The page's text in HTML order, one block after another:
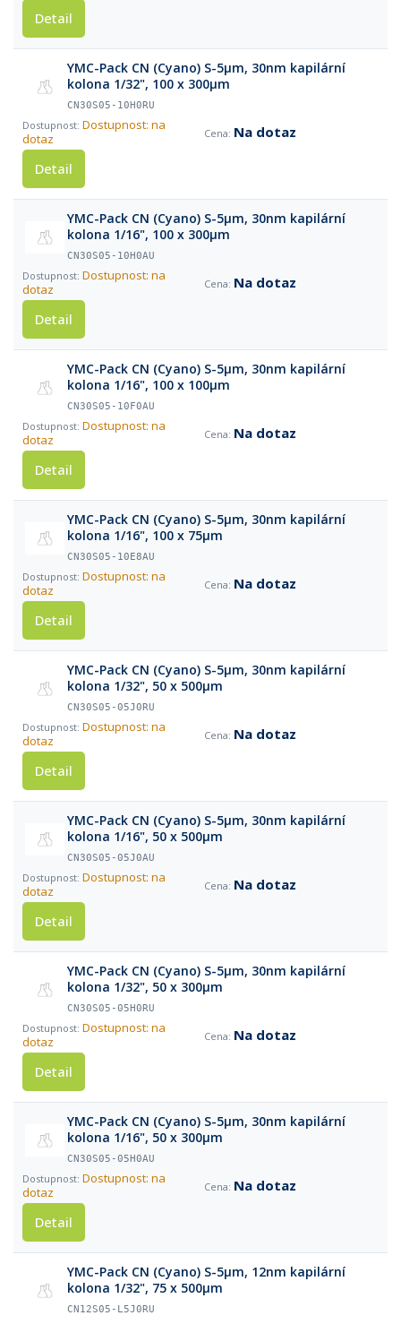
Detail
YMC-Pack CN (Cyano) S-5µm, 30nm kapilární
kolona 1/32", 100 x 300µm
CN30S05-10H0RU
Dostupnost: na
dotaz
Na dotaz
Detail
YMC-Pack CN (Cyano) S-5µm, 30nm kapilární
kolona 1/16", 100 x 300µm
CN30S05-10H0AU
Dostupnost: na
dotaz
Na dotaz
Detail
YMC-Pack CN (Cyano) S-5µm, 30nm kapilární
kolona 1/16", 100 x 100µm
CN30S05-10F0AU
Dostupnost: na
dotaz
Na dotaz
Detail
YMC-Pack CN (Cyano) S-5µm, 30nm kapilární
kolona 1/16", 100 x 75µm
CN30S05-10E8AU
Dostupnost: na
dotaz
Na dotaz
Detail
YMC-Pack CN (Cyano) S-5µm, 30nm kapilární
kolona 1/32", 50 x 500µm
CN30S05-05J0RU
Dostupnost: na
dotaz
Na dotaz
Detail
YMC-Pack CN (Cyano) S-5µm, 30nm kapilární
kolona 1/16", 50 x 500µm
CN30S05-05J0AU
Dostupnost: na
dotaz
Na dotaz
Detail
YMC-Pack CN (Cyano) S-5µm, 30nm kapilární
kolona 1/32", 50 x 300µm
CN30S05-05H0RU
Dostupnost: na
dotaz
Na dotaz
Detail
YMC-Pack CN (Cyano) S-5µm, 30nm kapilární
kolona 1/16", 50 x 300µm
CN30S05-05H0AU
Dostupnost: na
dotaz
Na dotaz
Detail
YMC-Pack CN (Cyano) S-5µm, 12nm kapilární
kolona 1/32", 75 x 500µm
CN12S05-L5J0RU